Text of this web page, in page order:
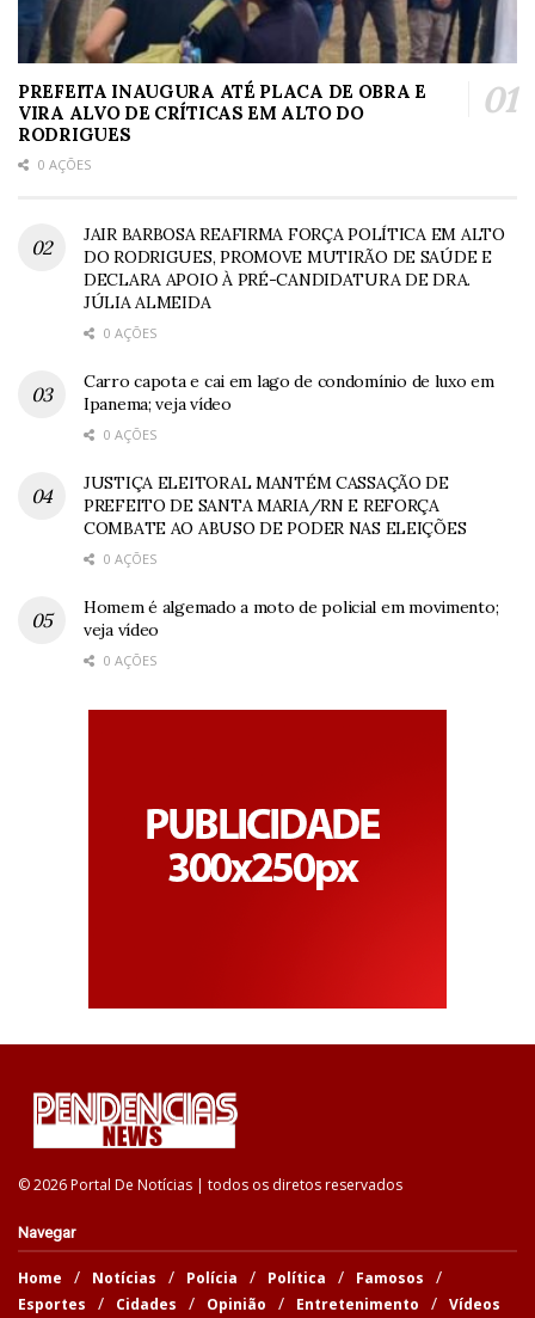
PREFEITA INAUGURA ATÉ PLACA DE OBRA E
VIRA ALVO DE CRÍTICAS EM ALTO DO
RODRIGUES
0 AÇÕES
JAIR BARBOSA REAFIRMA FORÇA POLÍTICA EM ALTO
DO RODRIGUES, PROMOVE MUTIRÃO DE SAÚDE E
DECLARA APOIO À PRÉ-CANDIDATURA DE DRA.
JÚLIA ALMEIDA
0 AÇÕES
Carro capota e cai em lago de condomínio de luxo em
Ipanema; veja vídeo
0 AÇÕES
JUSTIÇA ELEITORAL MANTÉM CASSAÇÃO DE
PREFEITO DE SANTA MARIA/RN E REFORÇA
COMBATE AO ABUSO DE PODER NAS ELEIÇÕES
0 AÇÕES
Homem é algemado a moto de policial em movimento;
veja vídeo
0 AÇÕES
© 2026 Portal De Notícias | todos os diretos reservados
Navegar
Home Notícias Polícia Política
Famosos
Esportes
Cidades Opinião Entretenimento Vídeos